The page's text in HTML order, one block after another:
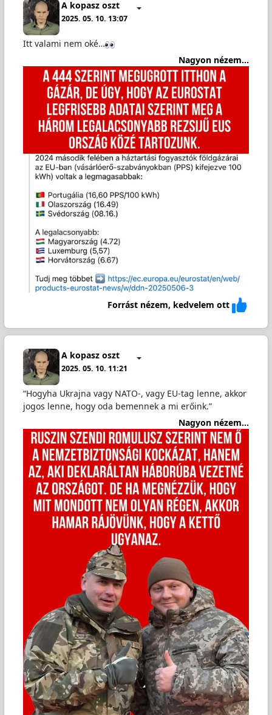
A kopasz oszt
2025. 05. 10. 13:07
Itt valami nem oké…
Nagyon nézem...
Forrást nézem, kedvelem ott
A kopasz oszt
2025. 05. 10. 11:21
“Hogyha Ukrajna vagy NATO-, vagy EU-tag lenne, akkor
jogos lenne, hogy oda bemennek a mi erőink.”
Nagyon nézem...